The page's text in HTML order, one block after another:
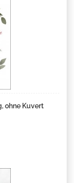
ohne Kuvert